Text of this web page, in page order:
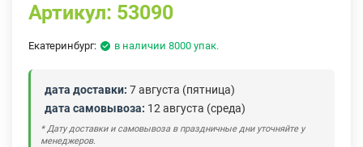
Артикул: 53090
Екатеринбург: в наличии 8000 упак.
дата доставки: 7 августа (пятница)
дата самовывоза: 12 августа (среда)
* Дату доставки и самовывоза в праздничные дни уточняйте у
менеджеров.